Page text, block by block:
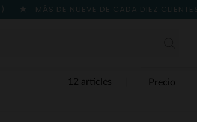
MÁS DE NUEVE DE CADA DIEZ CLIENTES
12 articles